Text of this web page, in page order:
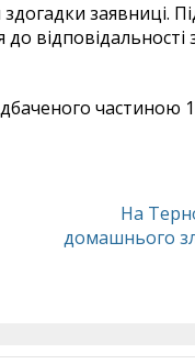
заявниці.
частиною
На
домашнього